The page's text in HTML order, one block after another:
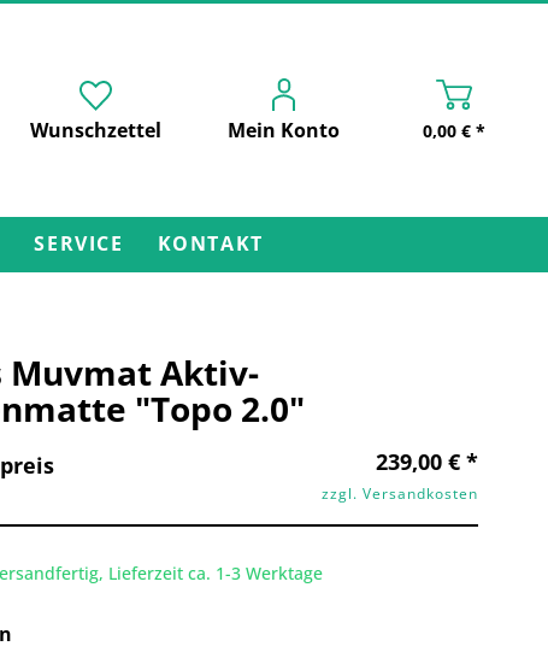
Wunschzettel Mein Konto 0,00 € *
SERVICE KONTAKT
Muvmat Aktiv-
"Topo 2.0"
239,00 € *
zzgl. Versandkosten
Lieferzeit ca. 1-3 Werktage